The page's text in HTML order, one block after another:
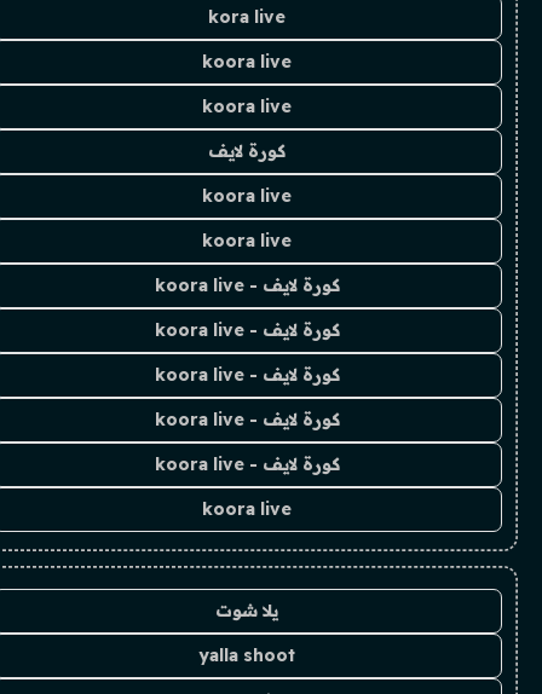
kora live
koora live
koora live
كورة لايف
koora live
koora live
كورة لايف - koora live
كورة لايف - koora live
كورة لايف - koora live
كورة لايف - koora live
كورة لايف - koora live
koora live
يلا شوت
yalla shoot